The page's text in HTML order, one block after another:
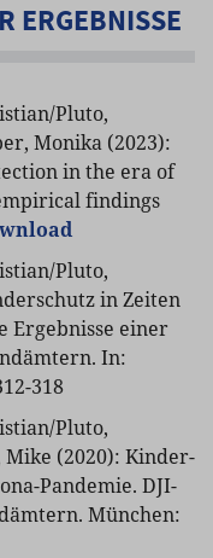
ERGEBNISSE
Pluto,
Monika (2023):
in the era of
findings
Pluto,
in Zeiten
Ergebnisse einer
In:
318
Pluto,
(2020): Kinder-
Pandemie. DJI-
München: